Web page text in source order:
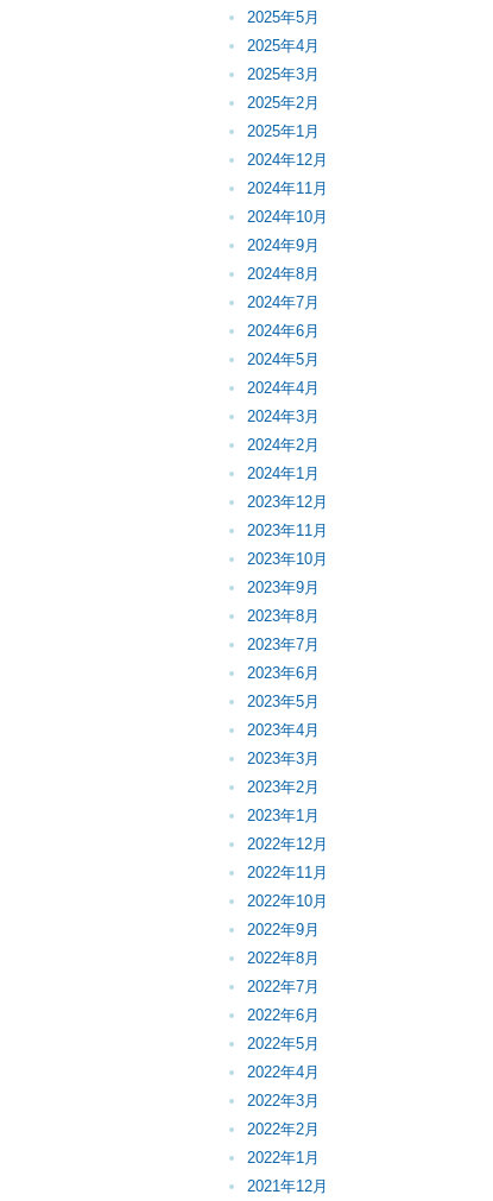
2025年5月
2025年4月
2025年3月
2025年2月
2025年1月
2024年12月
2024年11月
2024年10月
2024年9月
2024年8月
2024年7月
2024年6月
2024年5月
2024年4月
2024年3月
2024年2月
2024年1月
2023年12月
2023年11月
2023年10月
2023年9月
2023年8月
2023年7月
2023年6月
2023年5月
2023年4月
2023年3月
2023年2月
2023年1月
2022年12月
2022年11月
2022年10月
2022年9月
2022年8月
2022年7月
2022年6月
2022年5月
2022年4月
2022年3月
2022年2月
2022年1月
2021年12月